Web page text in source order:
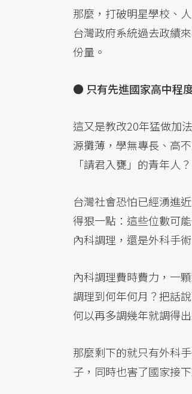
那麼，打破明星學校、
台灣政府系統過去政績
份量。
● 只有先進國家高中程
這又是教改20年猛做加
源攤薄，學無專長、高
「請君入甕」的青年人？
台灣社會恐怕已經湧進
得狠一點：這些位數可
內科調理，還是外科手術
內科調理費時費力，一
調理到何年何月？把話
何以再多調幾年就調得出
那麼剩下的就只有外科
子，同時也害了國家接